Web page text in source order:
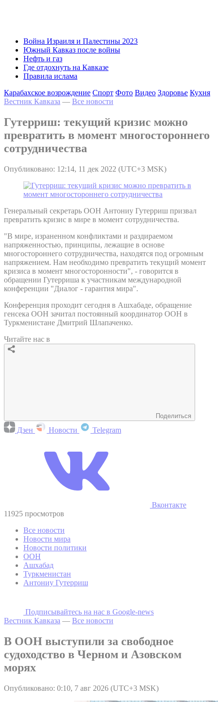
Война Израиля и Палестины 2023
Южный Кавказ после войны
Нефть и газ
Где отдохнуть на Кавказе
Правила ислама
Карабахское возрождение Спорт Фото Видео Здоровье Кухня
Вестник Кавказа — Все новости
Гутерриш: текущий кризис можно
превратить в момент многостороннего
сотрудничества
Опубликовано: 12:14, 11 дек 2022 (UTC+3 MSK)
Генеральный секретарь ООН Антониу Гутерриш призвал
превратить кризис в мире в момент сотрудничества.
"В мире, израненном конфликтами и раздираемом
напряженностью, принципы, лежащие в основе
многостороннего сотрудничества, находятся под огромным
напряжением. Нам необходимо превратить текущий момент
кризиса в момент многосторонности", - говорится в
обращении Гутерриша к участникам международной
конференции "Диалог - гарантия мира".
Конференция проходит сегодня в Ашхабаде, обращение
генсека ООН зачитал постоянный координатор ООН в
Туркменистане Дмитрий Шлапаченко.
Читайте нас в
Поделиться
Дзен Новости Telegram
Вконтакте
11925 просмотров
Все новости
Новости мира
Новости политики
ООН
Ашхабад
Туркменистан
Антониу Гутерриш
Подписывайтесь на наc в Google-news
Вестник Кавказа — Все новости
В ООН выступили за свободное
судоходство в Черном и Азовском
морях
Опубликовано: 0:10, 7 авг 2026 (UTC+3 MSK)